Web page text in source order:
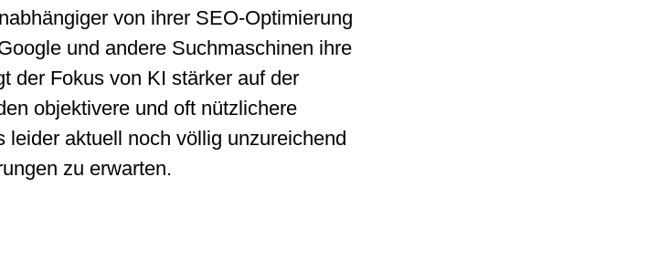
von ihrer SEO-Optimierung
und andere Suchmaschinen ihre
der Fokus von KI stärker auf der
objektivere und oft nützlichere
aktuell noch völlig unzureichend
zu erwarten.